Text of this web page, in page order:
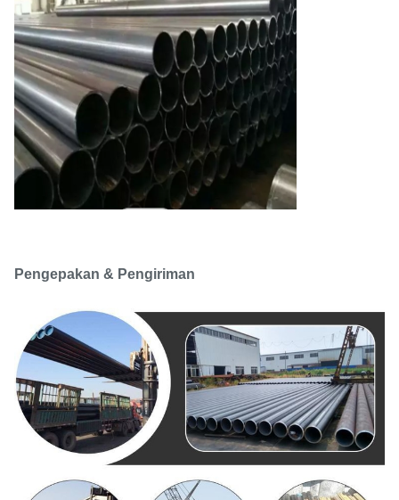
Pengepakan & Pengiriman